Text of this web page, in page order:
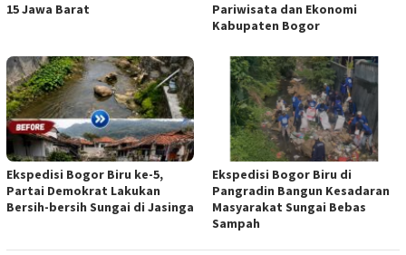
15 Jawa Barat
Pariwisata dan Ekonomi
Kabupaten Bogor
Ekspedisi Bogor Biru ke-5,
Partai Demokrat Lakukan
Bersih-bersih Sungai di Jasinga
Ekspedisi Bogor Biru di
Pangradin Bangun Kesadaran
Masyarakat Sungai Bebas
Sampah